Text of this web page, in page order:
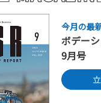
今月の最
ボデー
9月号